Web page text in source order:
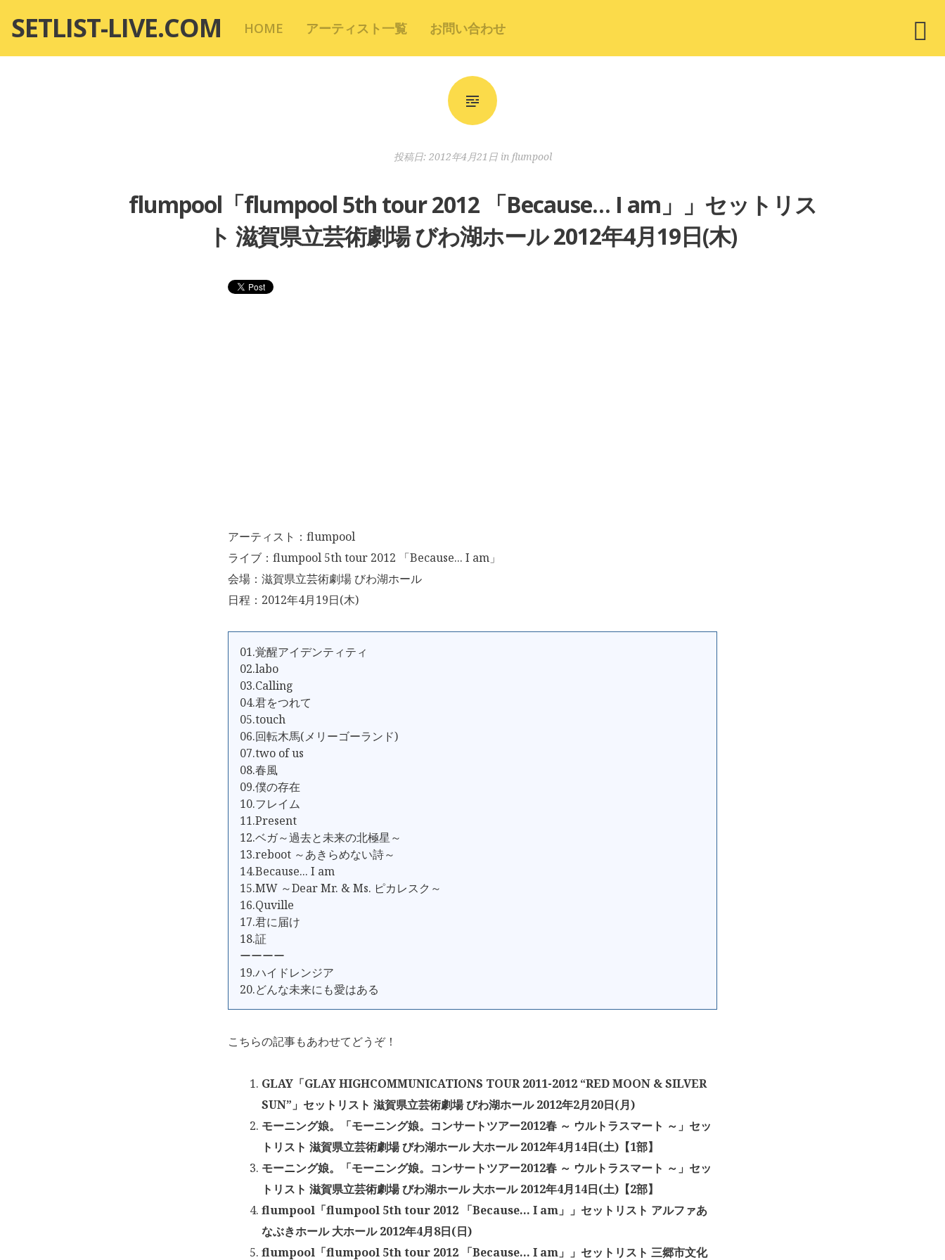
テ
SETLIST-LIVE.COM HOME アーティスト一覧 お問い合わせ
投稿日: 2012年4月21日in flumpool
flumpool「flumpool 5th tour 2012 「Because… I am」」セットリス
ト 滋賀県立芸術劇場 びわ湖ホール 2012年4月19日(木)
アーティスト：flumpool
ライブ：flumpool 5th tour 2012 「Because... I am」
会場：滋賀県立芸術劇場 びわ湖ホール
日程：2012年4月19日(木)
01.覚醒アイデンティティ
02.labo
03.Calling
04.君をつれて
05.touch
06.回転木馬(メリーゴーランド)
07.two of us
08.春風
09.僕の存在
10.フレイム
11.Present
12.ベガ～過去と未来の北極星～
13.reboot ～あきらめない詩～
14.Because... I am
15.MW ～Dear Mr. & Ms. ピカレスク～
16.Quville
17.君に届け
18.証
ーーーー
19.ハイドレンジア
20.どんな未来にも愛はある
こちらの記事もあわせてどうぞ！
GLAY「GLAY HIGHCOMMUNICATIONS TOUR 2011-2012 “RED MOON & SILVER
SUN”」セットリスト 滋賀県立芸術劇場 びわ湖ホール 2012年2月20日(月)
モーニング娘。「モーニング娘。コンサートツアー2012春 ～ ウルトラスマート ～」セッ
トリスト 滋賀県立芸術劇場 びわ湖ホール 大ホール 2012年4月14日(土)【1部】
モーニング娘。「モーニング娘。コンサートツアー2012春 ～ ウルトラスマート ～」セッ
トリスト 滋賀県立芸術劇場 びわ湖ホール 大ホール 2012年4月14日(土)【2部】
flumpool「flumpool 5th tour 2012 「Because… I am」」セットリスト アルファあ
なぶきホール 大ホール 2012年4月8日(日)
flumpool「flumpool 5th tour 2012 「Because… I am」」セットリスト 三郷市文化